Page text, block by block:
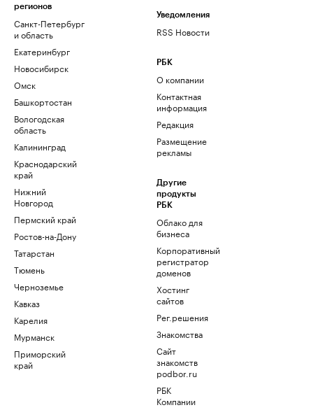
регионов
Санкт-Петербург
и область
Екатеринбург
Новосибирск
Омск
Башкортостан
Вологодская
область
Калининград
Краснодарский
край
Нижний
Новгород
Пермский край
Ростов-на-Дону
Татарстан
Тюмень
Черноземье
Кавказ
Карелия
Мурманск
Приморский
край
Уведомления
RSS Новости
РБК
О компании
Контактная
информация
Редакция
Размещение
рекламы
Другие
продукты
РБК
Облако для
бизнеса
Корпоративный
регистратор
доменов
Хостинг
сайтов
Рег.решения
Знакомства
Сайт
знакомств
podbor.ru
РБК
Компании